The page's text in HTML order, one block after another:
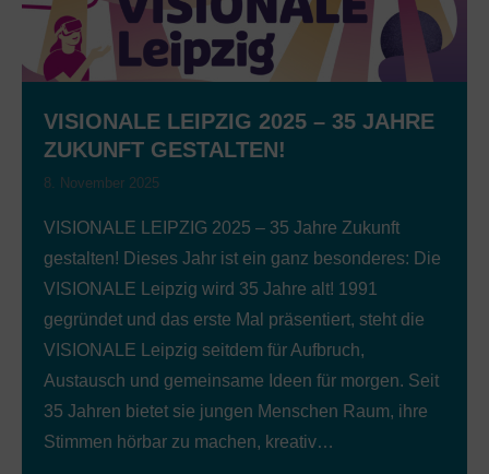
VISIONALE LEIPZIG 2025 – 35 JAHRE
ZUKUNFT GESTALTEN!
8. November 2025
VISIONALE LEIPZIG 2025 – 35 Jahre Zukunft
gestalten! Dieses Jahr ist ein ganz besonderes: Die
VISIONALE Leipzig wird 35 Jahre alt! 1991
gegründet und das erste Mal präsentiert, steht die
VISIONALE Leipzig seitdem für Aufbruch,
Austausch und gemeinsame Ideen für morgen. Seit
35 Jahren bietet sie jungen Menschen Raum, ihre
Stimmen hörbar zu machen, kreativ…